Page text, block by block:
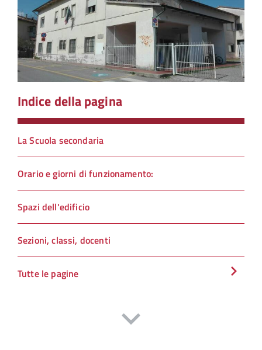
Indice della pagina
La Scuola secondaria
Orario e giorni di funzionamento:
Spazi dell'edificio
Sezioni, classi, docenti
Tutte le pagine